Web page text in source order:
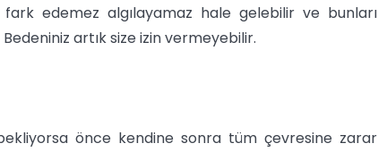
edemez algılayamaz hale gelebilir ve bunları
artık size izin vermeyebilir.
önce kendine sonra tüm çevresine zarar